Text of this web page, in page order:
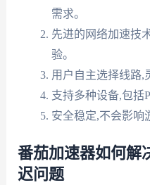
需求。
先进的网络加速技
验。
用户自主选择线路,
支持多种设备,包括
安全稳定,不会影响
番茄加速器如何解
迟问题